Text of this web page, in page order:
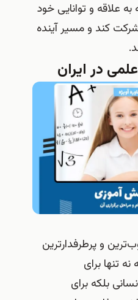
به علاقه و توانایی خود
کند و مسیر آینده
در ایران
و پرطرفدارترین
تنها برای
بلکه برای